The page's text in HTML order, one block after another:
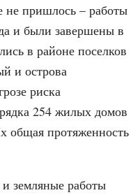
не пришлось – работы
и были завершены в
в районе поселков
и острова
риска
254 жилых домов
общая протяженность
земляные работы